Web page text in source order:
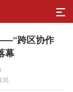
跨区协作
幕
局